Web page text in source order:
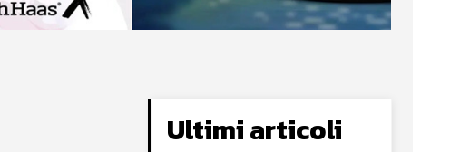
Ultimi articoli